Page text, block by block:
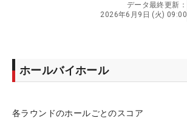
データ最終更新：
2026年6月9日 (火) 09:00
ホールバイホール
各ラウンドのホールごとのスコア